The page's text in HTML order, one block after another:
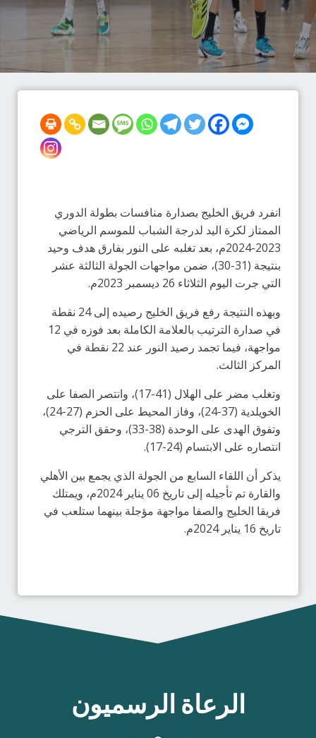
انفرد فريق الخليج بصدارة منافسات بطولة الدوري
الممتاز لكرة اليد لدرجة الشباب للموسم الرياضي
2023-2024م، بعد تغلبه على النور بفارق هدف وحيد
بنتيجة (31-30)، ضمن مواجهات الجولة الثالثة عشر
التي جرت اليوم الثلاثاء 26 ديسمبر 2023م.
وبهذه النتيجة رفع فريق الخليج رصيده إلى 24 نقطة
في صدارة الترتيب بالعلامة الكاملة بعد فوزه في 12
مواجهة، فيما تجمد رصيد النور عند 22 نقطة في
المركز الثالث.
وتغلب مضر على الهلال (41-17)، وانتصر الصفا على
الخويلدية (37-24)، وفاز المحيط على الحزم (27-24)،
وتفوق الهدى على الوحدة (38-33)، وحقق الترجي
انتصاره على الابتسام (24-17).
يذكر أن اللقاء السابع من الجولة الذي يجمع بين الأهلي
والقارة تم تأجيله إلى تاريخ 06 يناير 2024م، ويمتلك
فريقا الخليج والصفا مواجهة مؤجلة بينهما ستلعب في
تاريخ 16 يناير 2024م.
الرعاة الرسميون